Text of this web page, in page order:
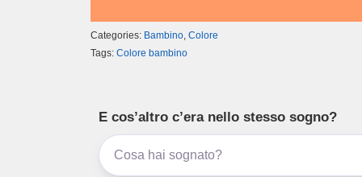
Categories: Bambino, Colore
Tags: Colore bambino
E cos’altro c’era nello stesso sogno?